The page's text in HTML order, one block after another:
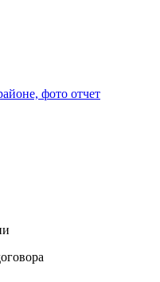
фото отчет